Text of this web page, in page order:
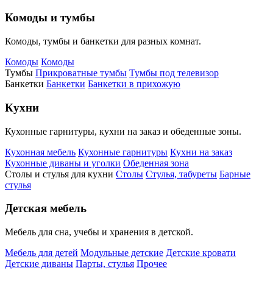
Комоды и тумбы
Комоды, тумбы и банкетки для разных комнат.
Комоды Комоды
Тумбы Прикроватные тумбы Тумбы под телевизор
Банкетки Банкетки Банкетки в прихожую
Кухни
Кухонные гарнитуры, кухни на заказ и обеденные зоны.
Кухонная мебель Кухонные гарнитуры Кухни на заказ
Кухонные диваны и уголки Обеденная зона
Столы и стулья для кухни Столы Стулья, табуреты Барные
стулья
Детская мебель
Мебель для сна, учебы и хранения в детской.
Мебель для детей Модульные детские Детские кровати
Детские диваны Парты, стулья Прочее